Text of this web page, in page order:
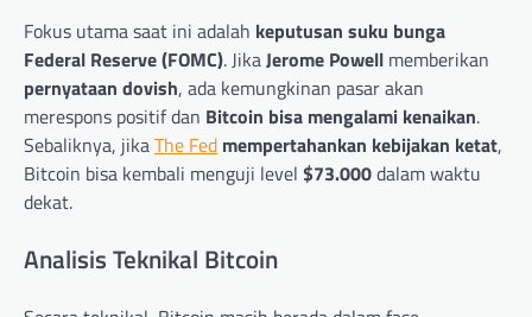
Fokus utama saat ini adalah keputusan suku bunga
Federal Reserve (FOMC). JikaJerome Powell memberikan
pernyataan dovish, ada kemungkinan pasar akan
merespons positif dan Bitcoin bisa mengalami kenaikan.
Sebaliknya, jikaThe Fed mempertahankan kebijakan ketat,
Bitcoin bisa kembali menguji level $73.000dalam waktu
dekat.
Analisis Teknikal Bitcoin